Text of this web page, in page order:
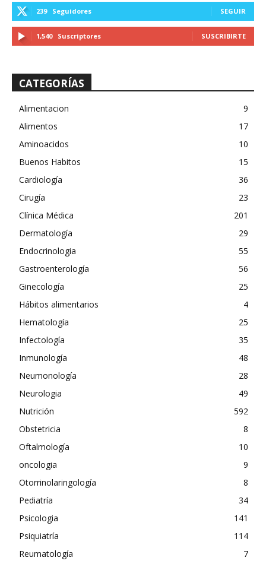
239 Seguidores SEGUIR
1,540 Suscriptores SUSCRIBIRTE
CATEGORÍAS
Alimentacion
9
Alimentos
17
Aminoacidos
10
Buenos Habitos
15
Cardiología
36
Cirugía
23
Clínica Médica
201
Dermatología
29
Endocrinologia
55
Gastroenterología
56
Ginecología
25
Hábitos alimentarios
4
Hematología
25
Infectología
35
Inmunología
48
Neumonología
28
Neurologia
49
Nutrición
592
Obstetricia
8
Oftalmología
10
oncologia
9
Otorrinolaringología
8
Pediatría
34
Psicologia
141
Psiquiatría
114
Reumatología
7